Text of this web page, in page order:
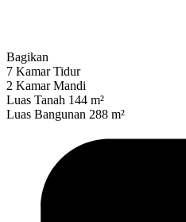
Bagikan
7 Kamar Tidur
2 Kamar Mandi
Luas Tanah 144 m²
Luas Bangunan 288 m²